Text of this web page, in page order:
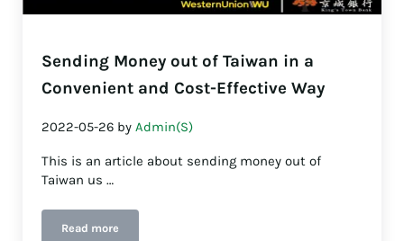
Sending Money out of Taiwan in a
Convenient and Cost-Effective Way
2022-05-26 byAdmin(S)
This is an article about sending money out of
Taiwan us …
Read moreSending Money out of Taiwan in a Convenient and Cost-